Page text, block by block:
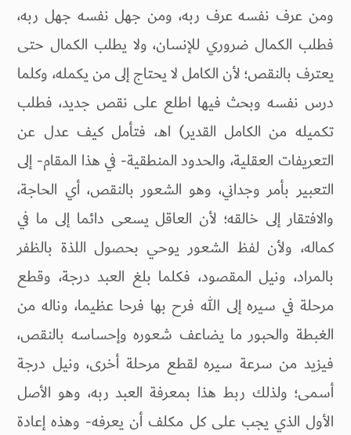
ومن عرف نفسه عرف ربه، ومن جهل نفسه جهل ربه،
فطلب الكمال ضروري للإنسان، ولا يطلب الكمال حتى
يعترف بالنقص؛ لأن الكامل لا يحتاج إلى من يكمله، وكلما
درس نفسه وبحث فيها اطلع على نقص جديد، فطلب
تكميله من الكامل القدير) اهـ، فتأمل كيف عدل عن
التعريفات العقلية، والحدود المنطقية- في هذا المقام- إلى
التعبير بأمر وجداني، وهو الشعور بالنقص، أي الحاجة،
والافتقار إلى خالقه؛ لأن العاقل يسعى دائما إلى ما في
كماله، ولأن لفظ الشعور يوحي بحصول اللذة بالظفر
بالمراد، ونيل المقصود، فكلما بلغ العبد درجة، وقطع
مرحلة في سيره إلى الله فرح بها فرحا عظيما، وناله من
الغبطة والحبور ما يضاعف شعوره وإحساسه بالنقص،
فيزيد من سرعة سيره لقطع مرحلة أخرى، ونيل درجة
أسمى؛ ولذلك ربط هذا بمعرفة العبد ربه، وهو الأصل
الأول الذي يجب على كل مكلف أن يعرفه- وهذه إعادة